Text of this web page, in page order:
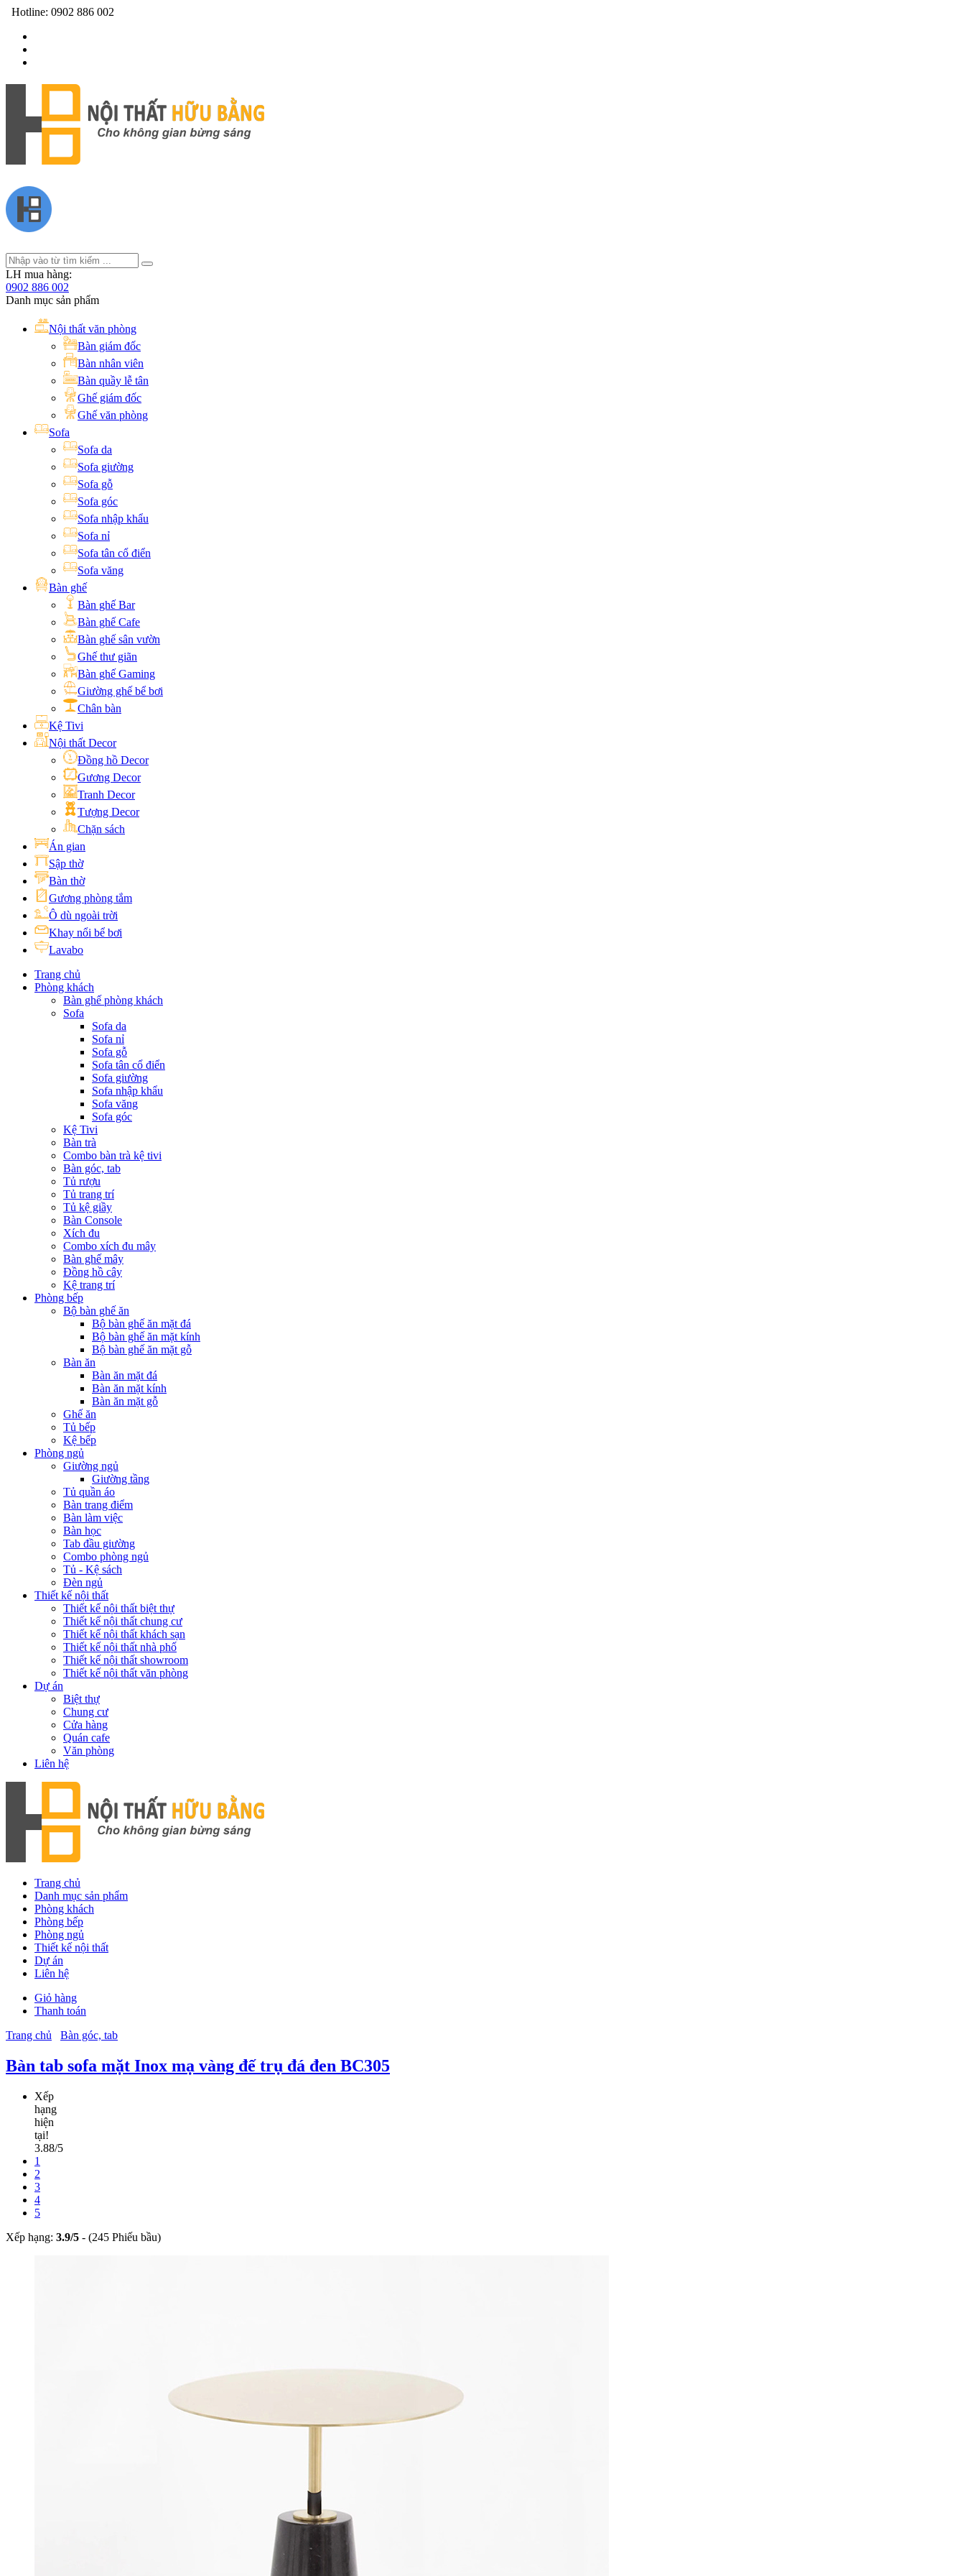
Hotline: 0902 886 002
LH mua hàng:
0902 886 002
Danh mục sản phẩm
Nội thất văn phòng
Bàn giám đốc
Bàn nhân viên
Bàn quầy lễ tân
Ghế giám đốc
Ghế văn phòng
Sofa
Sofa da
Sofa giường
Sofa gỗ
Sofa góc
Sofa nhập khẩu
Sofa nỉ
Sofa tân cổ điển
Sofa văng
Bàn ghế
Bàn ghế Bar
Bàn ghế Cafe
Bàn ghế sân vườn
Ghế thư giãn
Bàn ghế Gaming
Giường ghế bể bơi
Chân bàn
Kệ Tivi
Nội thất Decor
Đồng hồ Decor
Gương Decor
Tranh Decor
Tượng Decor
Chặn sách
Án gian
Sập thờ
Bàn thờ
Gương phòng tắm
Ô dù ngoài trời
Khay nổi bể bơi
Lavabo
Trang chủ
Phòng khách
Bàn ghế phòng khách
Sofa
Sofa da
Sofa nỉ
Sofa gỗ
Sofa tân cổ điển
Sofa giường
Sofa nhập khẩu
Sofa văng
Sofa góc
Kệ Tivi
Bàn trà
Combo bàn trà kệ tivi
Bàn góc, tab
Tủ rượu
Tủ trang trí
Tủ kệ giầy
Bàn Console
Xích đu
Combo xích đu mây
Bàn ghế mây
Đồng hồ cây
Kệ trang trí
Phòng bếp
Bộ bàn ghế ăn
Bộ bàn ghế ăn mặt đá
Bộ bàn ghế ăn mặt kính
Bộ bàn ghế ăn mặt gỗ
Bàn ăn
Bàn ăn mặt đá
Bàn ăn mặt kính
Bàn ăn mặt gỗ
Ghế ăn
Tủ bếp
Kệ bếp
Phòng ngủ
Giường ngủ
Giường tầng
Tủ quần áo
Bàn trang điểm
Bàn làm việc
Bàn học
Tab đầu giường
Combo phòng ngủ
Tủ - Kệ sách
Đèn ngủ
Thiết kế nội thất
Thiết kế nội thất biệt thự
Thiết kế nội thất chung cư
Thiết kế nội thất khách sạn
Thiết kế nội thất nhà phố
Thiết kế nội thất showroom
Thiết kế nội thất văn phòng
Dự án
Biệt thự
Chung cư
Cửa hàng
Quán cafe
Văn phòng
Liên hệ
Trang chủ
Danh mục sản phẩm
Phòng khách
Phòng bếp
Phòng ngủ
Thiết kế nội thất
Dự án
Liên hệ
Giỏ hàng
Thanh toán
Trang chủ
Bàn góc, tab
Bàn tab sofa mặt Inox mạ vàng đế trụ đá đen BC305
Xếp
hạng
hiện
tại!
3.88/5
1
2
3
4
5
Xếp hạng: 3.9/5 - (245 Phiếu bầu)